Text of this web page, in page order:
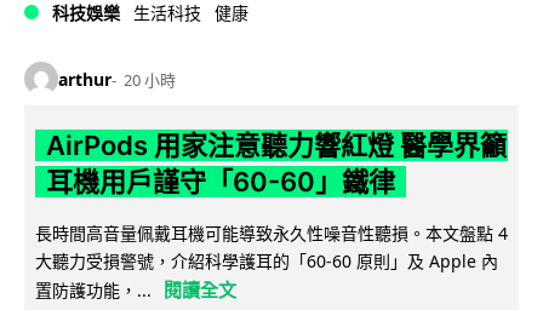
科技娛樂 生活科技 健康
arthur 20 小時
AirPods 用家注意聽力響紅燈 醫學界籲
耳機用戶謹守「60-60」鐵律
長時間高音量佩戴耳機可能導致永久性噪音性聽損。本文盤點 4
大聽力受損警號，介紹科學護耳的「60-60 原則」及 Apple 內
置防護功能，...
閱讀全文